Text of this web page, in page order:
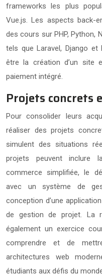
frameworks les plus
Vue.js. Les aspects back-
des cours sur PHP, Python,
tels que Laravel, Django et
être la création d’un site
paiement intégré.
Projets concrets
Pour consolider leurs
réaliser des projets
simulent des situations
projets peuvent inclure
commerce simplifiée, le
avec un système de
conception d’une
de gestion de projet. La
également un exercice
comprendre et de
architectures web
étudiants aux défis du